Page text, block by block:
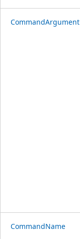
CommandArgument
CommandName